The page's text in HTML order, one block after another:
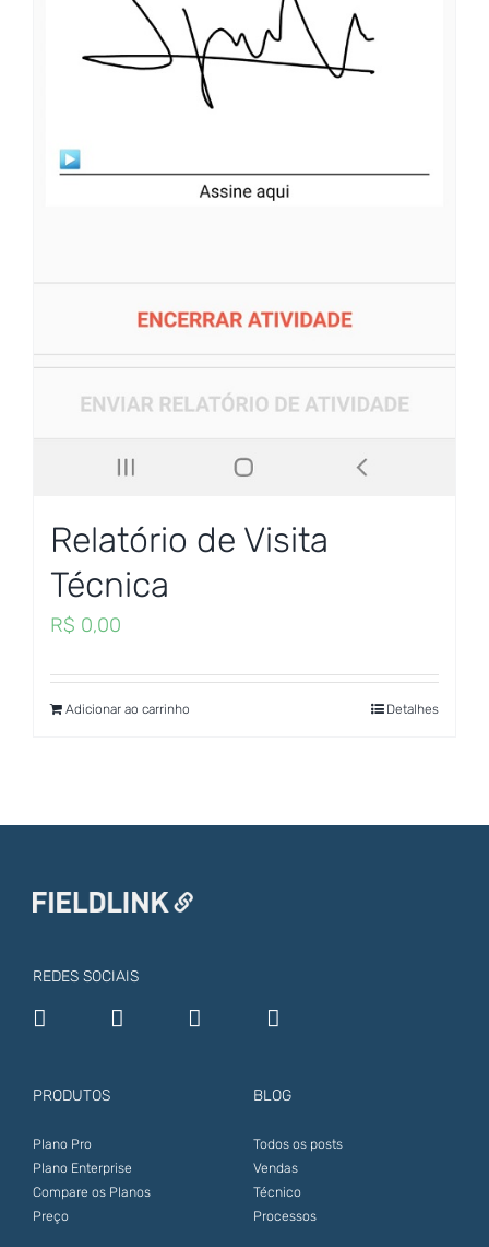
Relatório de Visita
Técnica
R$ 0,00
Adicionar ao carrinho Detalhes
REDES SOCIAIS
PRODUTOS
Plano Pro
Plano Enterprise
Compare os Planos
Preço
BLOG
Todos os posts
Vendas
Técnico
Processos